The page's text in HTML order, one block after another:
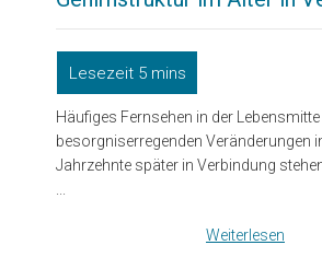
Häufiges Fernsehen in der
besorgniserregenden Veränderungen
Jahrzehnte später in Verbindung
Weiterlesen